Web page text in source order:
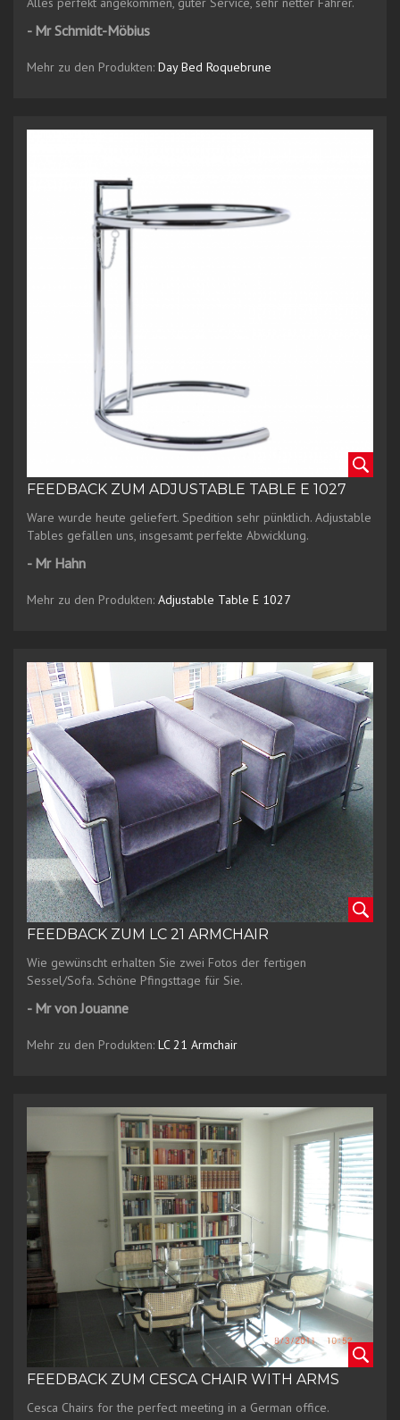
- Mr Schmidt-Möbius
Mehr zu den Produkten: Day Bed Roquebrune
FEEDBACK ZUM ADJUSTABLE TABLE E 1027
Ware wurde heute geliefert. Spedition sehr pünktlich. Adjustable
Tables gefallen uns, insgesamt perfekte Abwicklung.
- Mr Hahn
Mehr zu den Produkten: Adjustable Table E 1027
FEEDBACK ZUM LC 21 ARMCHAIR
Wie gewünscht erhalten Sie zwei Fotos der fertigen
Sessel/Sofa. Schöne Pfingsttage für Sie.
- Mr von Jouanne
Mehr zu den Produkten: LC 21 Armchair
FEEDBACK ZUM CESCA CHAIR WITH ARMS
Cesca Chairs for the perfect meeting in a German office.